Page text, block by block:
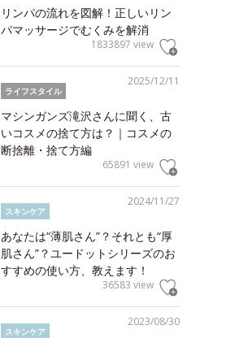
リンパの流れを図解！正しいリン
パマッサージでむくみを解消
1833897 view
2025/12/11
ライフスタイル
マシンガンズ滝沢さんに聞く、古
いコスメの捨て方は？｜コスメの
断捨離・捨て方編
65891 view
2024/11/27
スキンケア
あなたは“薄肌さん”？それとも“厚
肌さん”？ユードットシリーズのお
すすめの使い方、教えます！
36583 view
2023/08/30
スキンケア